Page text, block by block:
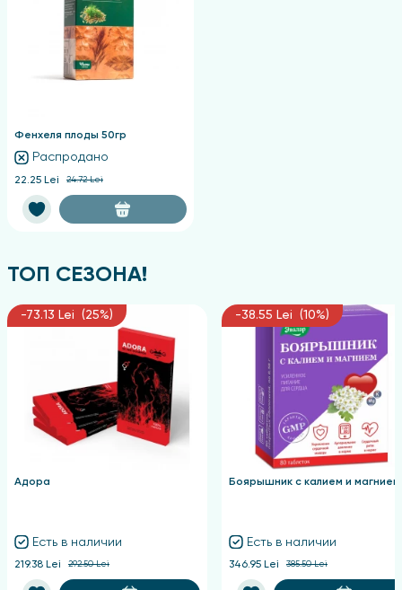
Фенхеля плоды 50гр
Распродано
22.25 Lei 24.72 Lei
ТОП СЕЗОНА!
-73.13 Lei (25%)
Адора
Есть в наличии
219.38 Lei 292.50 Lei
-38.55 Lei (10%)
Боярышник с калием и магнием
Есть в наличии
346.95 Lei 385.50 Lei